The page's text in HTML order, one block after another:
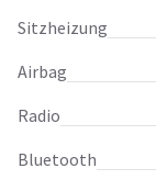
Sitzheizung
Airbag
Radio
Bluetooth